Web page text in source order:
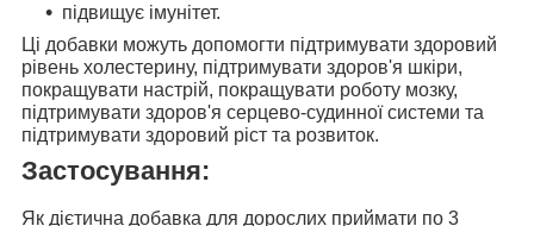
підвищує імунітет.
Ці добавки можуть допомогти підтримувати здоровий
рівень холестерину, підтримувати здоров'я шкіри,
покращувати настрій, покращувати роботу мозку,
підтримувати здоров'я серцево-судинної системи та
підтримувати здоровий ріст та розвиток.
Застосування:
Як дієтична добавка для дорослих приймати по 3